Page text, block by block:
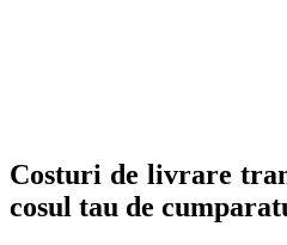
Costuri de livrare
cosul tau de